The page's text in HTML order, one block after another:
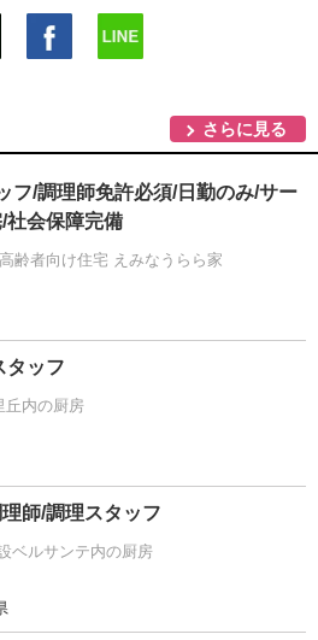
さらに見る
フ/調理師免許必須/日勤のみ/サー
社会保障完備
齢者向け住宅 えみなうらら家
タッフ
丘内の厨房
師/調理スタッフ
ベルサンテ内の厨房